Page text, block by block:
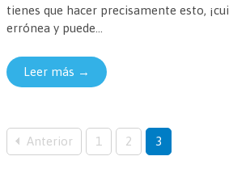
tienes que hacer precisamente esto,
errónea y puede...
Leer más →
Anterior 1 2 3